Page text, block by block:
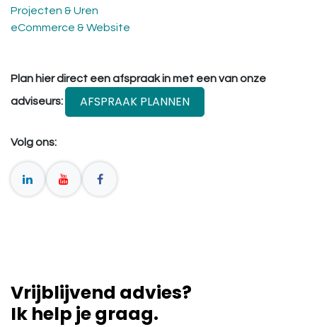
Projecten & Uren
eCommerce & Website
Plan hier direct een afspraak in met een van onze
adviseurs:
AFSPRAAK PLANNEN
Volg ons:
Vrijblijvend advies?
Ik help je graag.